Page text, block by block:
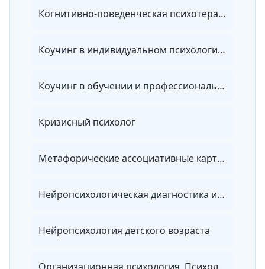
Когнитивно-поведенческая психотерапия
Коучинг в индивидуальном психологическом консультировании
Коучинг в обучении и профессиональном развитии персонала
Кризисный психолог
Метафорические ассоциативные карты в практике работы психолога
Нейропсихологическая диагностика и коррекция в детском возрасте
Нейропсихология детского возраста